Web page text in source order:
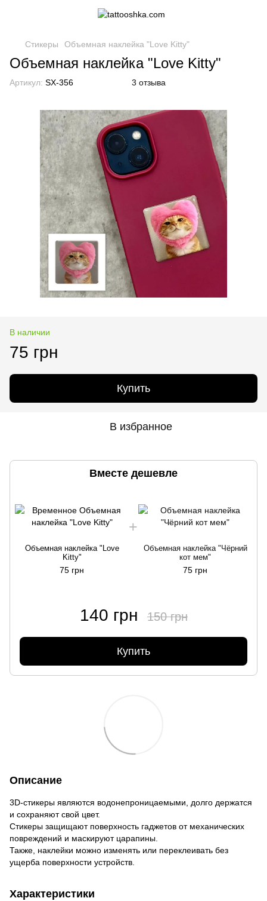
Стикеры Объемная наклейка "Love Kitty"
Объемная наклейка "Love Kitty"
Артикул: SX-356 3 отзыва
В наличии
75 грн
Купить
В избранное
Вместе дешевле
Объемная наклейка "Love
Kitty"
75 грн
Объемная наклейка "Чёрний
кот мем"
75 грн
140 грн 150 грн
Купить
Описание
3D-стикеры являются водонепроницаемыми, долго держатся
и сохраняют свой цвет.
Стикеры защищают поверхность гаджетов от механических
повреждений и маскируют царапины.
Также, наклейки можно изменять или переклеивать без
ущерба поверхности устройств.
Характеристики